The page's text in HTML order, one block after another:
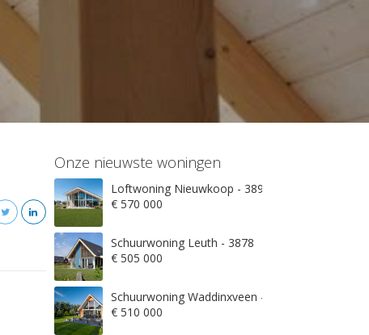
Onze nieuwste woningen
Loftwoning Nieuwkoop - 3897
€ 570 000
Schuurwoning Leuth - 3878
€ 505 000
Schuurwoning Waddinxveen - 3845
€ 510 000